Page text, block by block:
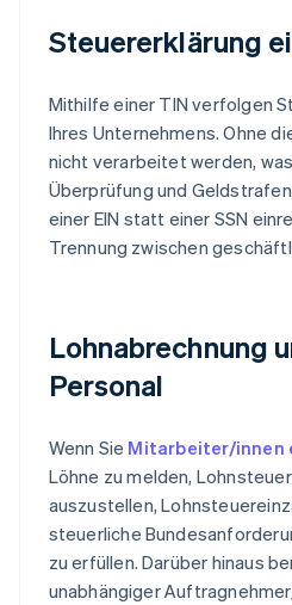
Steuererklärung
Mithilfe einer TIN verfolgen
Ihres Unternehmens. Ohne
nicht verarbeitet werden,
Überprüfung und
einer EIN statt einer SSN
Trennung zwischen
Lohnabrechnung
Personal
Wenn Sie Mitarbeiter/innen
Löhne zu melden,
auszustellen,
steuerliche
zu erfüllen. Darüber hinaus
unabhängiger